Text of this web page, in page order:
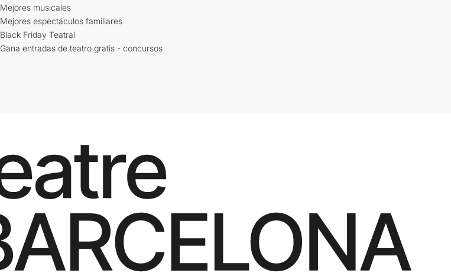
Mejores musicales
Mejores espectáculos familiares
Black Friday Teatral
Gana entradas de teatro gratis - concursos